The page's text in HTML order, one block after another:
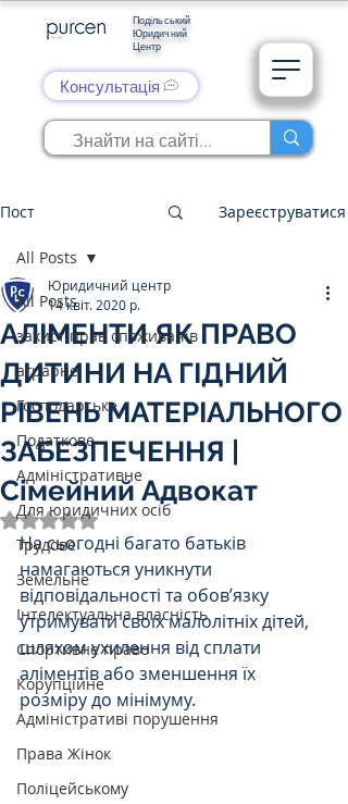
Подільський
Юридичний
Центр
Консультація
Пост Зареєструватися
All Posts
захист прав споживачів
аграрне
Господарське
Податкове
Адміністративне
Для юридичних осіб
Трудове
Земельне
Інтелектуальна власність
Спортивне право
Корупційне
Адміністративі порушення
Права Жінок
Поліцейському
All Posts
АЛІМЕНТИ ЯК ПРАВО
ДИТИНИ НА ГІДНИЙ
РІВЕНЬ МАТЕРІАЛЬНОГО
ЗАБЕЗПЕЧЕННЯ |
Сімейний Адвокат
Юридичний центр
14 квіт. 2020 р.
Оцінка: NaN з 5 зірок.
На сьогодні багато батьків
намагаються уникнути
відповідальності та обов’язку
утримувати своїх малолітніх дітей,
шляхом ухилення від сплати
аліментів або зменшення їх
розміру до мінімуму.